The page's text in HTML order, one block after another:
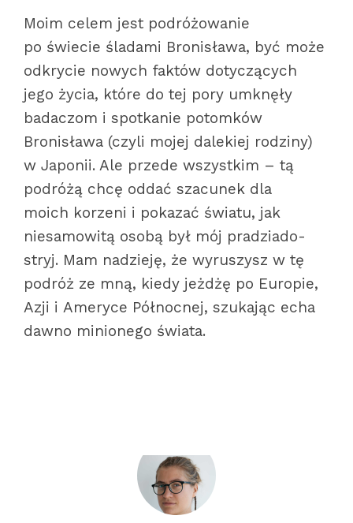
Moim celem jest podróżowanie
po świecie śladami Bronisława, być może
odkrycie nowych faktów dotyczących
jego życia, które do tej pory umknęły
badaczom i spotkanie potomków
Bronisława (czyli mojej dalekiej rodziny)
w Japonii. Ale przede wszystkim – tą
podróżą chcę oddać szacunek dla
moich korzeni i pokazać światu, jak
niesamowitą osobą był mój pradziado-
stryj. Mam nadzieję, że wyruszysz w tę
podróż ze mną, kiedy jeżdżę po Europie,
Azji i Ameryce Północnej, szukając echa
dawno minionego świata.